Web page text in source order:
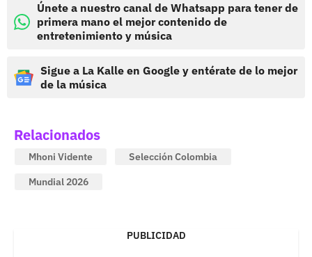
Únete a nuestro canal de Whatsapp para tener de
primera mano el mejor contenido de
entretenimiento y música
Sigue a La Kalle en Google y entérate de lo mejor
de la música
Relacionados
Mhoni Vidente
Selección Colombia
Mundial 2026
PUBLICIDAD